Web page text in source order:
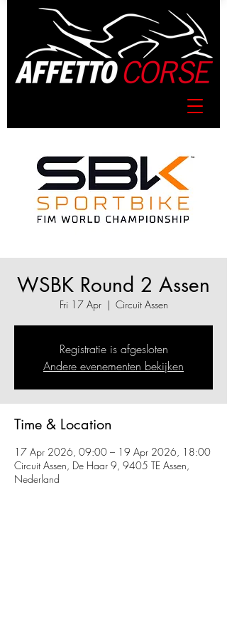
WSBK Round 2 Assen
Fri 17 Apr
  |
Circuit Assen
Registratie is afgesloten
Andere evenementen bekijken
Time & Location
17 Apr 2026, 09:00 – 19 Apr 2026, 18:00
Circuit Assen, De Haar 9, 9405 TE Assen,
Nederland